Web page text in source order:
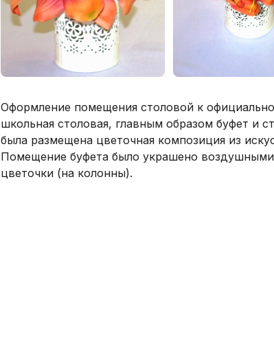
Оформление помещения столовой к
школьная столовая, главным образом буфет и
была размещена цветочная композиция из
Помещение буфета было украшено
цветочки (на колонны).